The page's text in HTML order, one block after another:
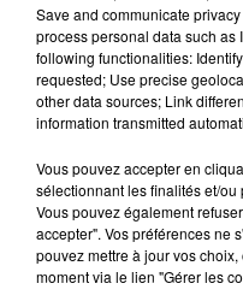
nombreuses
Save and communicate
process personal data such as
following functionalities:
requested; Use precise
other data sources; Link
information transmitted
Vous pouvez accepter en
sélectionnant les finalités et/
Vous pouvez également
accepter". Vos préférences ne
pouvez mettre à jour vos
moment via le lien "Gérer les